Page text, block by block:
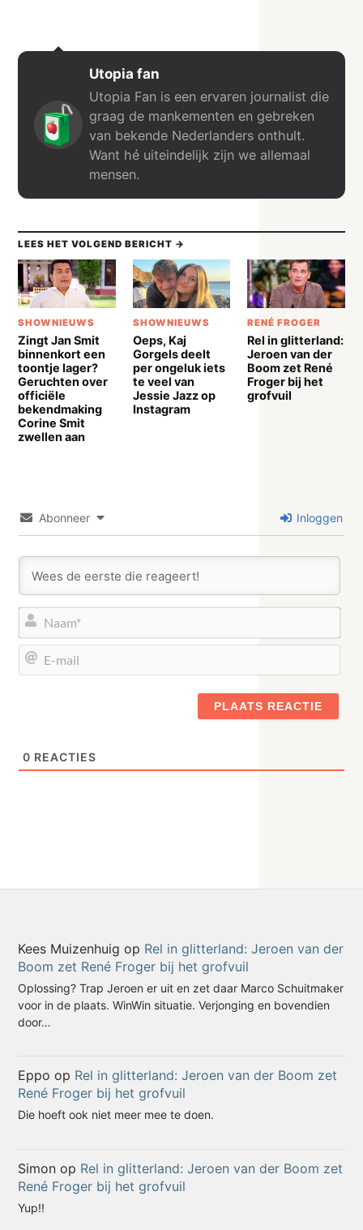
Utopia fan
Utopia Fan is een ervaren journalist die
graag de mankementen en gebreken
van bekende Nederlanders onthult.
Want hé uiteindelijk zijn we allemaal
mensen.
LEES HET VOLGEND BERICHT →
SHOWNIEUWS
Zingt Jan Smit
binnenkort een
toontje lager?
Geruchten over
officiële
bekendmaking
Corine Smit
zwellen aan
SHOWNIEUWS
Oeps, Kaj
Gorgels deelt
per ongeluk iets
te veel van
Jessie Jazz op
Instagram
RENÉ FROGER
Rel in glitterland:
Jeroen van der
Boom zet René
Froger bij het
grofvuil
Abonneer Inloggen
0 REACTIES
Kees Muizenhuig op Rel in glitterland: Jeroen van der
Boom zet René Froger bij het grofvuil
Oplossing? Trap Jeroen er uit en zet daar Marco Schuitmaker
voor in de plaats. WinWin situatie. Verjonging en bovendien
door…
Eppo op Rel in glitterland: Jeroen van der Boom zet
René Froger bij het grofvuil
Die hoeft ook niet meer mee te doen.
Simon op Rel in glitterland: Jeroen van der Boom zet
René Froger bij het grofvuil
Yup!!